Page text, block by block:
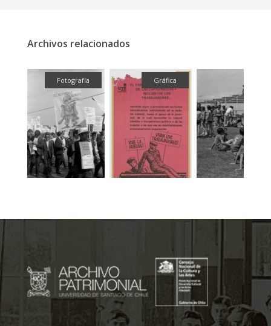
Archivos relacionados
Fotografía Gráfica